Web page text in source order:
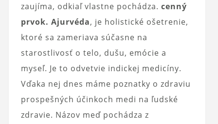
zaujíma, odkiaľ vlastne pochádza. cenný
prvok. Ajurvéda, je holistické ošetrenie,
ktoré sa zameriava súčasne na
starostlivosť o telo, dušu, emócie a
myseľ. Je to odvetvie indickej medicíny.
Vďaka nej dnes máme poznatky o zdraviu
prospešných účinkoch medi na ľudské
zdravie. Názov meď pochádza z